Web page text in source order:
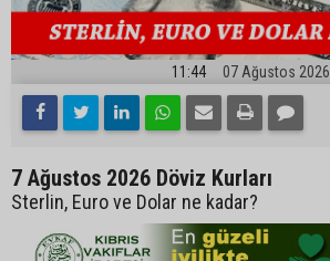
11:44 07 Ağustos 2026
7 Ağustos 2026 Döviz Kurları
Sterlin, Euro ve Dolar ne kadar?